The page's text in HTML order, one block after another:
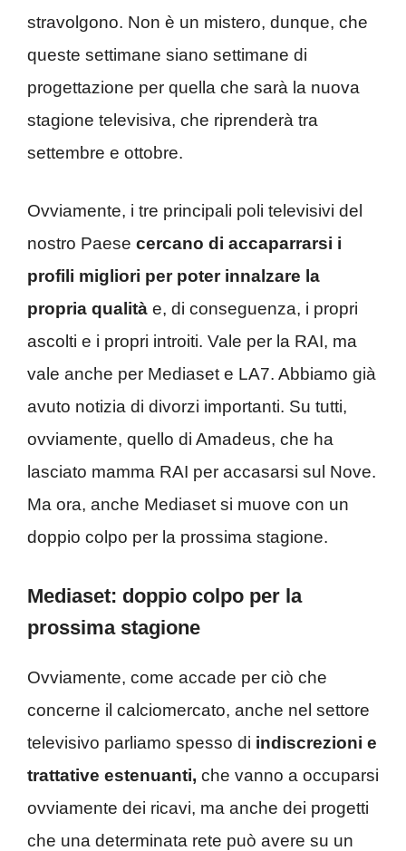
stravolgono. Non è un mistero, dunque, che
queste settimane siano settimane di
progettazione per quella che sarà la nuova
stagione televisiva, che riprenderà tra
settembre e ottobre.
Ovviamente, i tre principali poli televisivi del
nostro Paese cercano di accaparrarsi i
profili migliori per poter innalzare la
propria qualità e, di conseguenza, i propri
ascolti e i propri introiti. Vale per la RAI, ma
vale anche per Mediaset e LA7. Abbiamo già
avuto notizia di divorzi importanti. Su tutti,
ovviamente, quello di Amadeus, che ha
lasciato mamma RAI per accasarsi sul Nove.
Ma ora, anche Mediaset si muove con un
doppio colpo per la prossima stagione.
Mediaset: doppio colpo per la
prossima stagione
Ovviamente, come accade per ciò che
concerne il calciomercato, anche nel settore
televisivo parliamo spesso di indiscrezioni e
trattative estenuanti, che vanno a occuparsi
ovviamente dei ricavi, ma anche dei progetti
che una determinata rete può avere su un